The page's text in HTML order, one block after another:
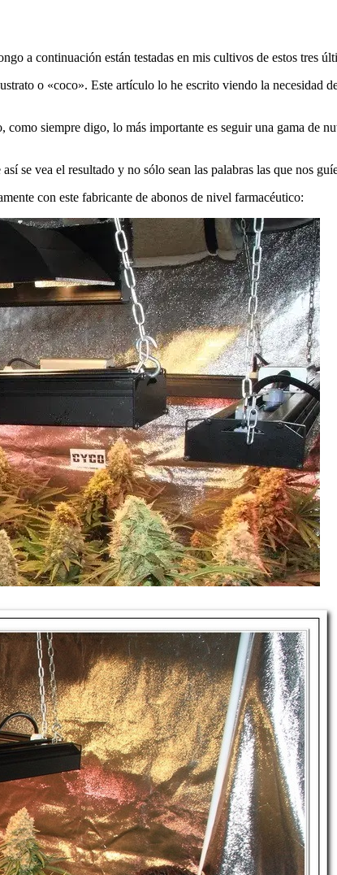
a continuación están testadas en mis cultivos de estos tres
o «coco». Este artículo lo he escrito viendo la necesidad
siempre digo, lo más importante es seguir una gama de
se vea el resultado y no sólo sean las palabras las que nos
con este fabricante de abonos de nivel farmacéutico: